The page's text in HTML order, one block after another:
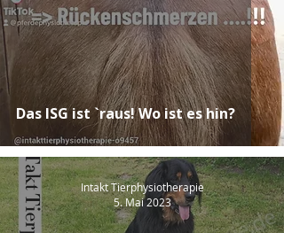
Das ISG ist `raus! Wo ist es hin?
Intakt Tierphysiotherapie
5. Mai 2023